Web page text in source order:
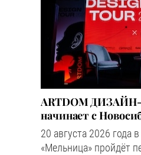
ARTDOM
начинает с
20 августа 2026 года
«Мельница» пройдёт